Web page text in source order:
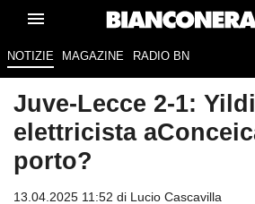
NOTIZIE MAGAZINE RADIO BN
Juve-Lecce 2-1:
elettricista
porto?
13.04.2025 11:52 di Lucio Cascavilla